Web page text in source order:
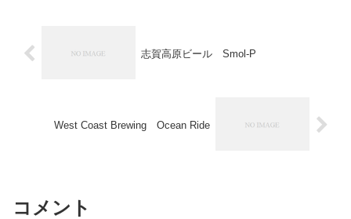
志賀高原ビール Smol-P
West Coast Brewing Ocean Ride
コメント